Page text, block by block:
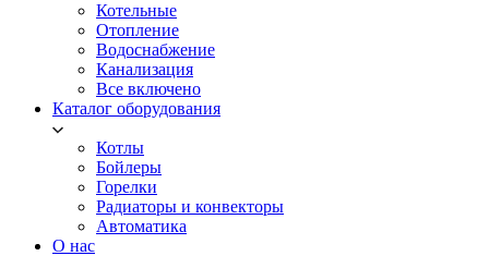
Котельные
Отопление
Водоснабжение
Канализация
Все включено
Каталог оборудования
Котлы
Бойлеры
Горелки
Радиаторы и конвекторы
Автоматика
О нас